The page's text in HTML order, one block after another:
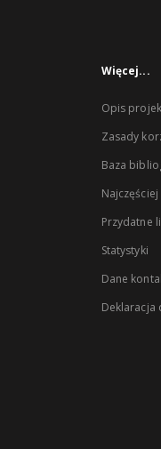
Więcej...
Opis
Zasady
Baza
Przydatne
Statystyki
Dane
Deklaracja